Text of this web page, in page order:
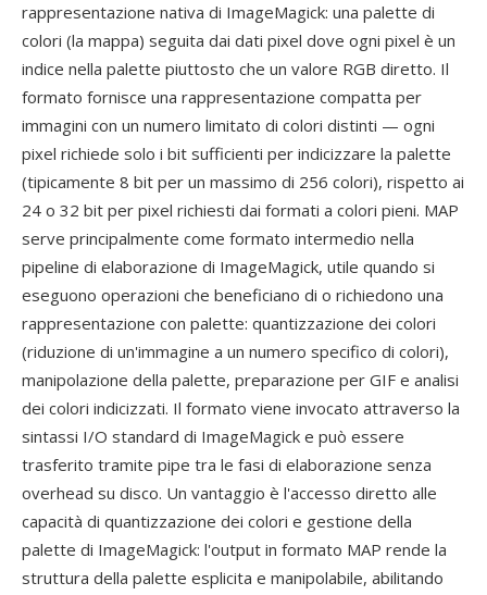
rappresentazione nativa di ImageMagick: una palette di
colori (la mappa) seguita dai dati pixel dove ogni pixel è un
indice nella palette piuttosto che un valore RGB diretto. Il
formato fornisce una rappresentazione compatta per
immagini con un numero limitato di colori distinti — ogni
pixel richiede solo i bit sufficienti per indicizzare la palette
(tipicamente 8 bit per un massimo di 256 colori), rispetto ai
24 o 32 bit per pixel richiesti dai formati a colori pieni. MAP
serve principalmente come formato intermedio nella
pipeline di elaborazione di ImageMagick, utile quando si
eseguono operazioni che beneficiano di o richiedono una
rappresentazione con palette: quantizzazione dei colori
(riduzione di un'immagine a un numero specifico di colori),
manipolazione della palette, preparazione per GIF e analisi
dei colori indicizzati. Il formato viene invocato attraverso la
sintassi I/O standard di ImageMagick e può essere
trasferito tramite pipe tra le fasi di elaborazione senza
overhead su disco. Un vantaggio è l'accesso diretto alle
capacità di quantizzazione dei colori e gestione della
palette di ImageMagick: l'output in formato MAP rende la
struttura della palette esplicita e manipolabile, abilitando